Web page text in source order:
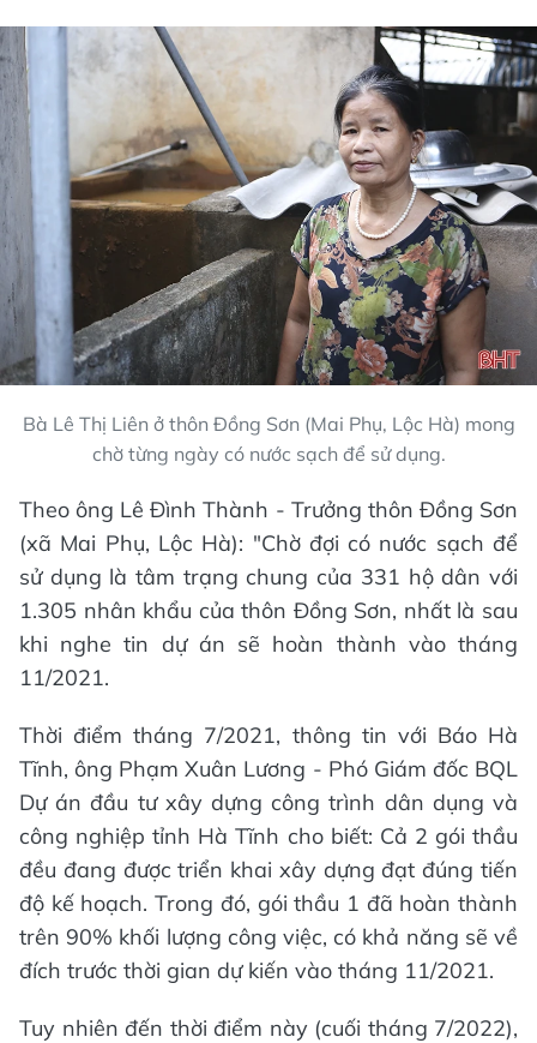
Bà Lê Thị Liên ở thôn Đồng Sơn (Mai Phụ, Lộc Hà) mong
chờ từng ngày có nước sạch để sử dụng.
Theo ông Lê Đình Thành - Trưởng thôn Đồng Sơn
(xã Mai Phụ, Lộc Hà): "Chờ đợi có nước sạch để
sử dụng là tâm trạng chung của 331 hộ dân với
1.305 nhân khẩu của thôn Đồng Sơn, nhất là sau
khi nghe tin dự án sẽ hoàn thành vào tháng
11/2021.
Thời điểm tháng 7/2021, thông tin với Báo Hà
Tĩnh, ông Phạm Xuân Lương - Phó Giám đốc BQL
Dự án đầu tư xây dựng công trình dân dụng và
công nghiệp tỉnh Hà Tĩnh cho biết: Cả 2 gói thầu
đều đang được triển khai xây dựng đạt đúng tiến
độ kế hoạch. Trong đó, gói thầu 1 đã hoàn thành
trên 90% khối lượng công việc, có khả năng sẽ về
đích trước thời gian dự kiến vào tháng 11/2021.
Tuy nhiên đến thời điểm này (cuối tháng 7/2022),